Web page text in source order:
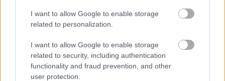
I want to allow Google to enable storage
related to personalization.
I want to allow Google to enable storage
related to security, including authentication
functionality and fraud prevention, and other
user protection.
Ismerd meg a részleteket »
Magyarországon és a világban
Míg korábban a feltűnő méretnövelés dominált, ma